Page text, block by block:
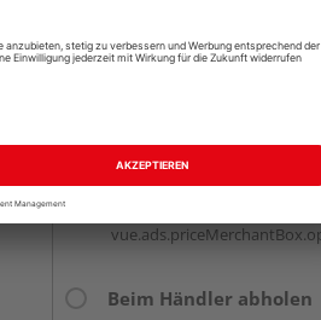
Holz Schwan
Beim Händler abholen